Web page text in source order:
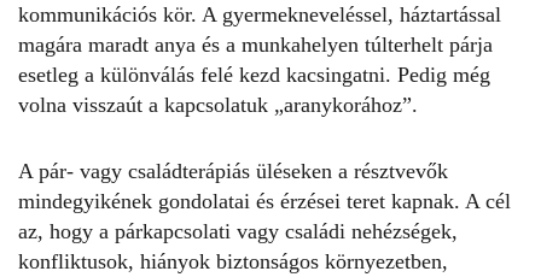
kommunikációs kör. A gyermekneveléssel, háztartással
magára maradt anya és a munkahelyen túlterhelt párja
esetleg a különválás felé kezd kacsingatni. Pedig még
volna visszaút a kapcsolatuk „aranykorához”.
A pár- vagy családterápiás üléseken a résztvevők
mindegyikének gondolatai és érzései teret kapnak. A cél
az, hogy a párkapcsolati vagy családi nehézségek,
konfliktusok, hiányok biztonságos környezetben,